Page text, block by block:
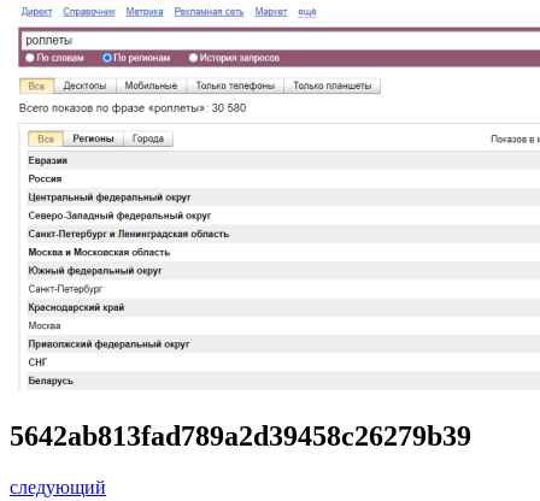
5642ab813fad789a2d39458c26279b39
следующий